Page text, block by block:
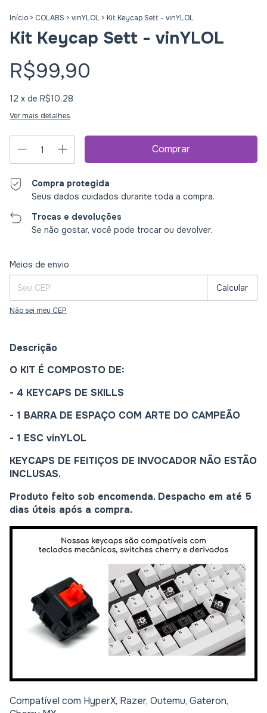
Início > COLABS > vinYLOL > Kit Keycap Sett - vinYLOL
Kit Keycap Sett - vinYLOL
R$99,90
12 x de R$10,28
Ver mais detalhes
Compra protegida
Seus dados cuidados durante toda a compra.
Trocas e devoluções
Se não gostar, você pode trocar ou devolver.
Entregas para o CEP:
Meios de envio
Calcular
Não sei meu CEP
Descrição
O KIT É COMPOSTO DE:
- 4 KEYCAPS DE SKILLS
- 1 BARRA DE ESPAÇO COM ARTE DO CAMPEÃO
- 1 ESC vinYLOL
KEYCAPS DE FEITIÇOS DE INVOCADOR NÃO ESTÃO
INCLUSAS.
Produto feito sob encomenda. Despacho em até 5
dias úteis após a compra.
Compatível com HyperX, Razer, Outemu, Gateron,